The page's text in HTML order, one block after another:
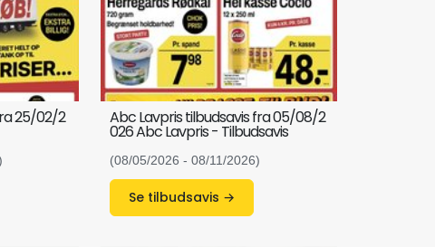
25/02/2 Abc Lavpris tilbudsavis fra 05/08/2
026 Abc Lavpris - Tilbudsavis
(08/05/2026 - 08/11/2026)
Se tilbudsavis →